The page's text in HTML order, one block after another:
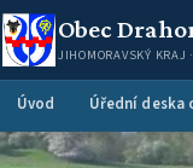
Obec
JIHOMORAVSKÝ KRAJ
Úvod Úřední deska